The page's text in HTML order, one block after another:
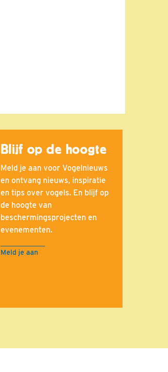
Blijf op de hoogte
Meld je aan voor Vogelnieuws
en ontvang nieuws, inspiratie
en tips over vogels. En blijf op
de hoogte van
beschermingsprojecten en
evenementen.
Meld je aan